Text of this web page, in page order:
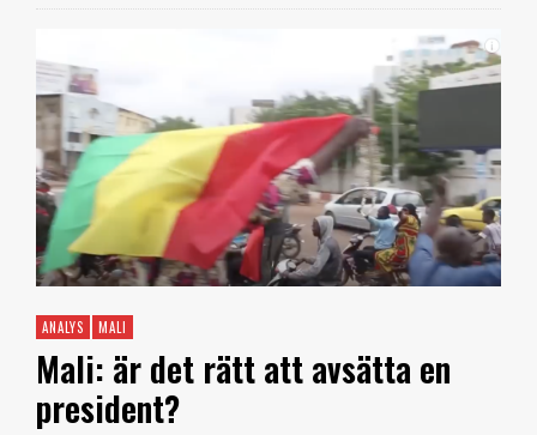
ANALYS MALI
Mali: är det rätt att avsätta en
president?